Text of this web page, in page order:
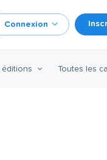
Connexion
éditions Toutes les